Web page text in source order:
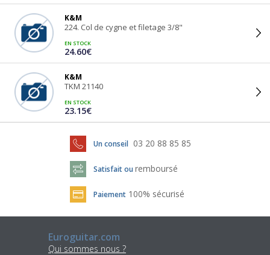
K&M
224. Col de cygne et filetage 3/8"
EN STOCK
24.60€
K&M
TKM 21140
EN STOCK
23.15€
Un conseil 03 20 88 85 85
Satisfait ou remboursé
Paiement 100% sécurisé
Euroguitar.com
Qui sommes nous ?